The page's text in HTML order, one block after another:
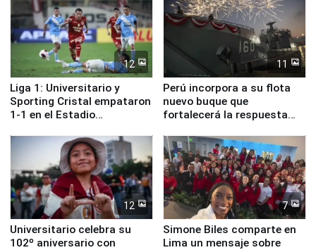
12
Liga 1: Universitario y
Sporting Cristal empataron
1-1 en el Estadio
11
Perú incorpora a su flota
nuevo buque que
fortalecerá la respuesta
12
Universitario celebra su
102º aniversario con
7
Simone Biles comparte en
Lima un mensaje sobre